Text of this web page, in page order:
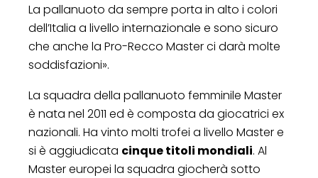
La pallanuoto da sempre porta in alto i colori
dell’Italia a livello internazionale e sono sicuro
che anche la Pro-Recco Master ci darà molte
soddisfazioni».
La squadra della pallanuoto femminile Master
è nata nel 2011 ed è composta da giocatrici ex
nazionali. Ha vinto molti trofei a livello Master e
si è aggiudicata cinque titoli mondiali. Al
Master europei la squadra giocherà sotto